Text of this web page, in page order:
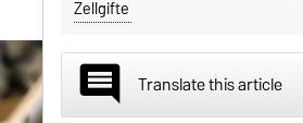
Zellgifte
insert_comment Translate this article